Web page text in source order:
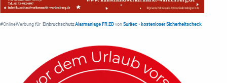
#OnlineWerbung für Einbruchschutz Alarmanlage FR.ED von Suritec • kostenloser Sicherheitscheck